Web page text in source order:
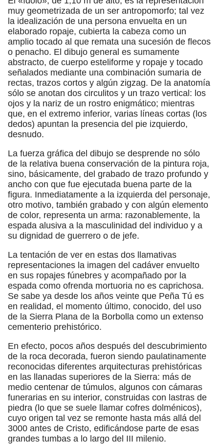
muy geometrizada de un ser antropomorfo; tal vez
la idealización de una persona envuelta en un
elaborado ropaje, cubierta la cabeza como un
amplio tocado al que remata una sucesión de flecos
o penacho. El dibujo general es sumamente
abstracto, de cuerpo esteliforme y ropaje y tocado
señalados mediante una combinación sumaria de
rectas, trazos cortos y algún zigzag. De la anatomía
sólo se anotan dos circulitos y un trazo vertical: los
ojos y la nariz de un rostro enigmático; mientras
que, en el extremo inferior, varias líneas cortas (los
dedos) apuntan la presencia del pie izquierdo,
desnudo.
La fuerza gráfica del dibujo se desprende no sólo
de la relativa buena conservación de la pintura roja,
sino, básicamente, del grabado de trazo profundo y
ancho con que fue ejecutada buena parte de la
figura. Inmediatamente a la izquierda del personaje,
otro motivo, también grabado y con algún elemento
de color, representa un arma: razonablemente, la
espada alusiva a la masculinidad del individuo y a
su dignidad de guerrero o de jefe.
La tentación de ver en estas dos llamativas
representaciones la imagen del cadáver envuelto
en sus ropajes fúnebres y acompañado por la
espada como ofrenda mortuoria no es caprichosa.
Se sabe ya desde los años veinte que Peña Tú es
en realidad, el momento último, conocido, del uso
de la Sierra Plana de la Borbolla como un extenso
cementerio prehistórico.
En efecto, pocos años después del descubrimiento
de la roca decorada, fueron siendo paulatinamente
reconocidas diferentes arquitecturas prehistóricas
en las llanadas superiores de la Sierra: más de
medio centenar de túmulos, algunos con cámaras
funerarias en su interior, construidas con lastras de
piedra (lo que se suele llamar cofres dolménicos),
cuyo origen tal vez se remonte hasta más allá del
3000 antes de Cristo, edificándose parte de esas
grandes tumbas a lo largo del III milenio.